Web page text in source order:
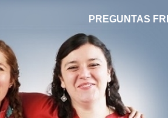
PREGUNTAS